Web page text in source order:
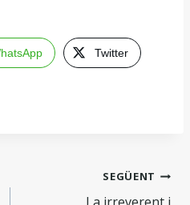
Twitter
SEGÜENT